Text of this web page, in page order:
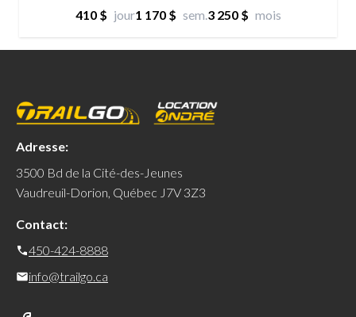
410 $ jour1 170 $ sem.3 250 $ mois
Adresse:
3500 Bd de la Cité-des-Jeunes
Vaudreuil-Dorion, Québec J7V 3Z3
Contact:
450-424-8888
info@trailgo.ca